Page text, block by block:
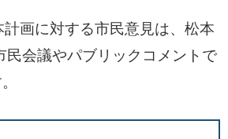
画に対する市民意見は、松本
民会議やパブリックコメントで